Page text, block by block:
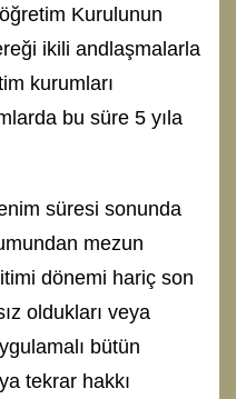
Kurulunun
ikili andlaşmalarla
kurumları
bu süre 5 yıla
süresi sonunda
mezun
dönemi hariç son
oldukları veya
bütün
tekrar hakkı